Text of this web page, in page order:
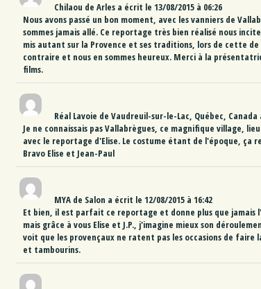
Chilaou de Arles a écrit le 13/08/2015 à 06:26
Nous avons passé un bon moment, avec les vanniers de
sommes jamais allé. Ce reportage très bien réalisé nous
mis autant sur la Provence et ses traditions, lors de cette
contraire et nous en sommes heureux. Merci à la
films.
Réal Lavoie de Vaudreuil-sur-le-Lac, Québec, Canada
Je ne connaissais pas Vallabrègues, ce magnifique village,
avec le reportage d'Elise. Le costume étant de l'époque, ça
Bravo Elise et Jean-Paul
MYA de Salon a écrit le 12/08/2015 à 16:42
Et bien, il est parfait ce reportage et donne plus que
mais grâce à vous Elise et J.P., j'imagine mieux son
voit que les provençaux ne ratent pas les occasions de
et tambourins.